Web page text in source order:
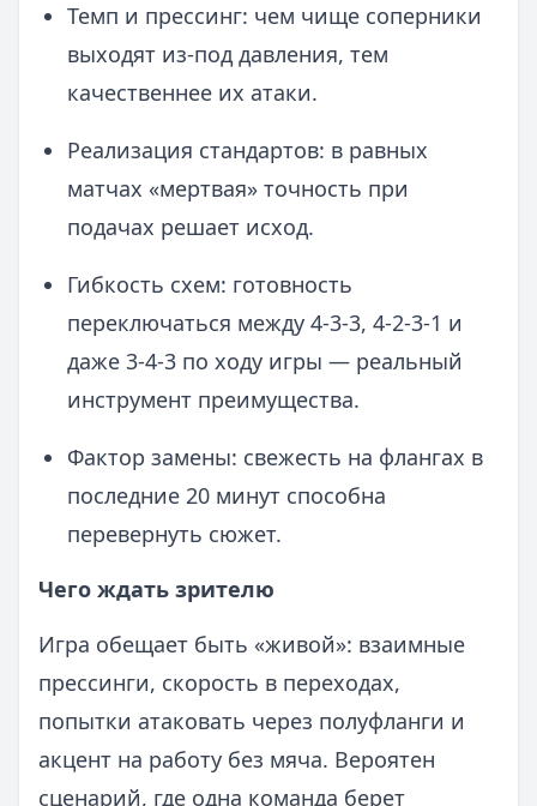
Темп и прессинг: чем чище соперники
выходят из-под давления, тем
качественнее их атаки.
Реализация стандартов: в равных
матчах «мертвая» точность при
подачах решает исход.
Гибкость схем: готовность
переключаться между 4-3-3, 4-2-3-1 и
даже 3-4-3 по ходу игры — реальный
инструмент преимущества.
Фактор замены: свежесть на флангах в
последние 20 минут способна
перевернуть сюжет.
Чего ждать зрителю
Игра обещает быть «живой»: взаимные
прессинги, скорость в переходах,
попытки атаковать через полуфланги и
акцент на работу без мяча. Вероятен
сценарий, где одна команда берет